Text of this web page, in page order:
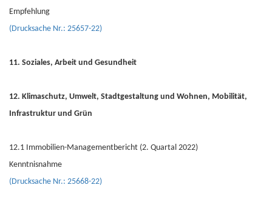
Empfehlung
(Drucksache Nr.: 25657-22)
11. Soziales, Arbeit und Gesundheit
12. Klimaschutz, Umwelt, Stadtgestaltung und Wohnen, Mobilität,
Infrastruktur und Grün
12.1 Immobilien-Managementbericht (2. Quartal 2022)
Kenntnisnahme
(Drucksache Nr.: 25668-22)